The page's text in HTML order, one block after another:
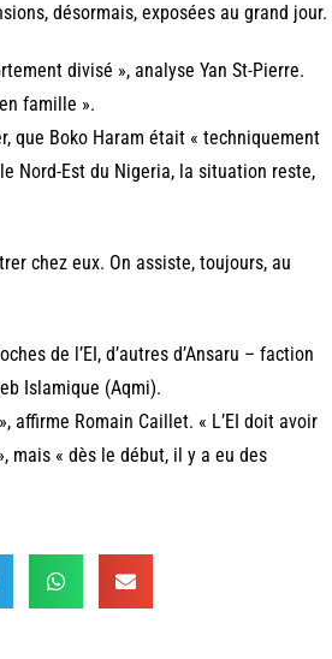
désormais, exposées au grand jour.
divisé », analyse Yan St-Pierre.
famille ».
que Boko Haram était « techniquement
Nord-Est du Nigeria, la situation reste,
chez eux. On assiste, toujours, au
de l’EI, d’autres d’Ansaru – faction
Islamique (Aqmi).
affirme Romain Caillet. « L’EI doit avoir
mais « dès le début, il y a eu des